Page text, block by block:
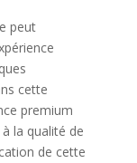
peut
cette
premium
la qualité de
de cette